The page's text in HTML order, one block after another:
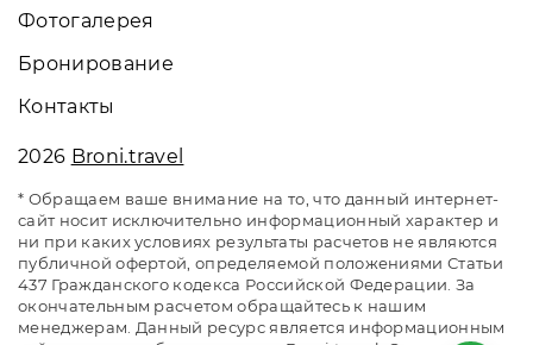
Фотогалерея
Бронирование
Контакты
2026 Broni.travel
* Обращаем ваше внимание на то, что данный интернет-
сайт носит исключительно информационный характер и
ни при каких условиях результаты расчетов не являются
публичной офертой, определяемой положениями Статьи
437 Гражданского кодекса Российской Федерации. За
окончательным расчетом обращайтесь к нашим
менеджерам. Данный ресурс является информационным